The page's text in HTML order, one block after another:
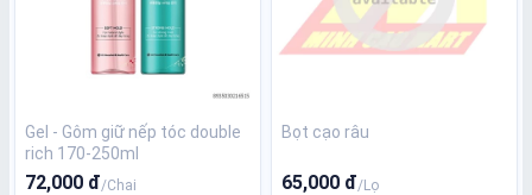
Gel - Gôm giữ nếp tóc double
rich 170-250ml
72,000 đ/Chai
Bọt cạo râu
65,000 đ/Lọ